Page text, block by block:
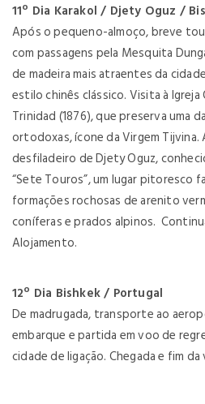
11º Dia Karakol / Djety Oguz /
Após o pequeno-almoço, breve
com passagens pela Mesquita
de madeira mais atraentes da
estilo chinês clássico. Visita à
Trinidad (1876), que preserva uma
ortodoxas, ícone da Virgem Tijvina.
desfiladeiro de Djety Oguz,
“Sete Touros”, um lugar pitoresco
formações rochosas de arenito
coníferas e prados alpinos.
Alojamento.
12º Dia Bishkek / Portugal
De madrugada, transporte ao
embarque e partida em voo de
cidade de ligação. Chegada e fim da